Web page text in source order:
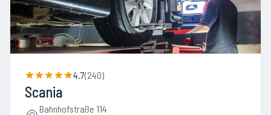
4.7(240)
Scania
Bahnhofstraße 114